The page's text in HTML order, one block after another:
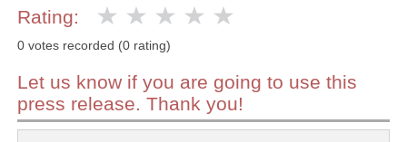
Rating:
0 votes recorded (0 rating)
Let us know if you are going to use this
press release. Thank you!